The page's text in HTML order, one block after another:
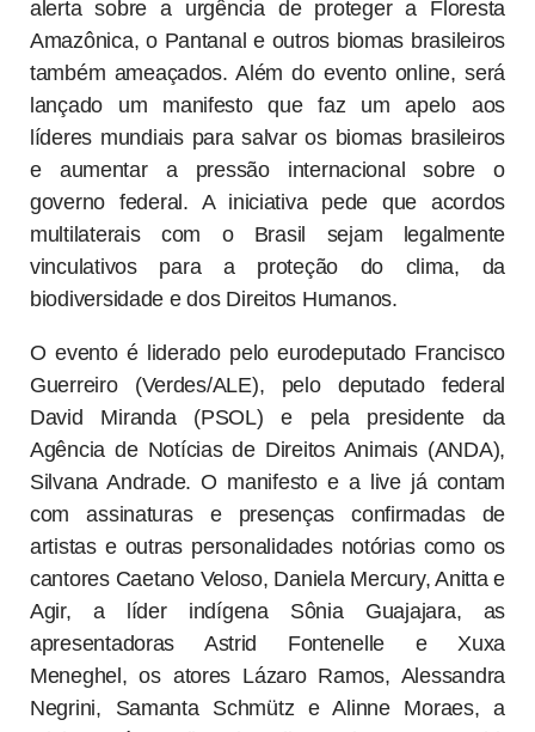
alerta sobre a urgência de proteger a Floresta
Amazônica, o Pantanal e outros biomas brasileiros
também ameaçados. Além do evento online, será
lançado um manifesto que faz um apelo aos
líderes mundiais para salvar os biomas brasileiros
e aumentar a pressão internacional sobre o
governo federal. A iniciativa pede que acordos
multilaterais com o Brasil sejam legalmente
vinculativos para a proteção do clima, da
biodiversidade e dos Direitos Humanos.
O evento é liderado pelo eurodeputado Francisco
Guerreiro (Verdes/ALE), pelo deputado federal
David Miranda (PSOL) e pela presidente da
Agência de Notícias de Direitos Animais (ANDA),
Silvana Andrade. O manifesto e a live já contam
com assinaturas e presenças confirmadas de
artistas e outras personalidades notórias como os
cantores Caetano Veloso, Daniela Mercury, Anitta e
Agir, a líder indígena Sônia Guajajara, as
apresentadoras Astrid Fontenelle e Xuxa
Meneghel, os atores Lázaro Ramos, Alessandra
Negrini, Samanta Schmütz e Alinne Moraes, a